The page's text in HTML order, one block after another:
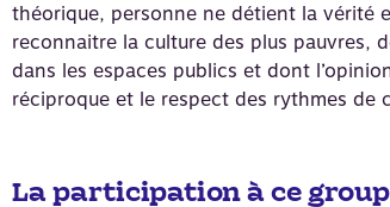
théorique, personne ne détient la vérité
reconnaitre la culture des plus pauvres,
dans les espaces publics et dont
réciproque et le respect des rythmes de
La participation à ce